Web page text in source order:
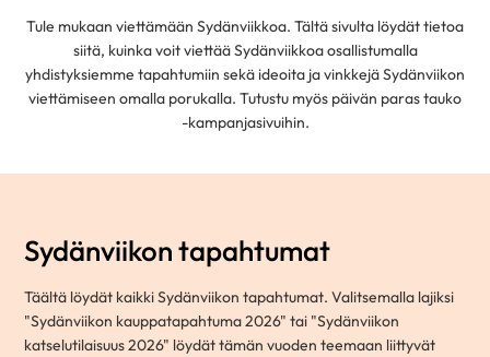
Tule mukaan viettämään Sydänviikkoa. Tältä sivulta löydät tietoa
siitä, kuinka voit viettää Sydänviikkoa osallistumalla
yhdistyksiemme tapahtumiin sekä ideoita ja vinkkejä Sydänviikon
viettämiseen omalla porukalla. Tutustu myös päivän paras tauko
-kampanjasivuihin.
Sydänviikon tapahtumat
Täältä löydät kaikki Sydänviikon tapahtumat. Valitsemalla lajiksi
"Sydänviikon kauppatapahtuma 2026" tai "Sydänviikon
katselutilaisuus 2026" löydät tämän vuoden teemaan liittyvät